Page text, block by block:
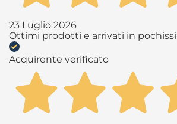
23 Luglio 2026
Ottimi prodotti e arrivati in
Acquirente verificato